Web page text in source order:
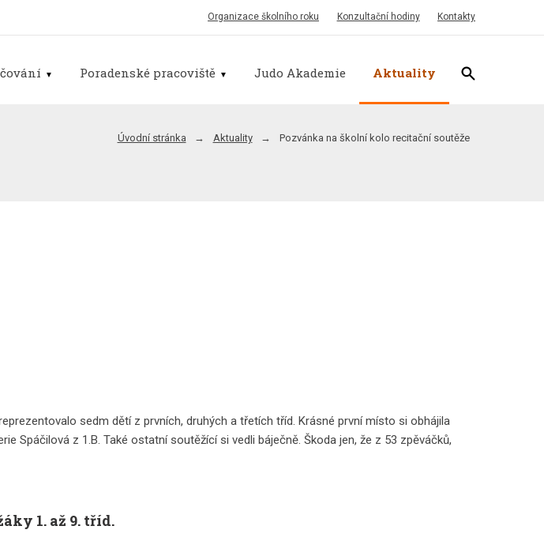
Organizace školního roku Konzultační hodiny Kontakty
Poradenské pracoviště Judo Akademie Aktuality
Úvodní stránka Aktuality Pozvánka na školní kolo recitační soutěže
sedm dětí z prvních, druhých a třetích tříd. Krásné první místo si obhájila
Spáčilová z 1.B. Také ostatní soutěžící si vedli báječně. Škoda jen, že z 53 zpěváčků,
1. až 9. tříd.